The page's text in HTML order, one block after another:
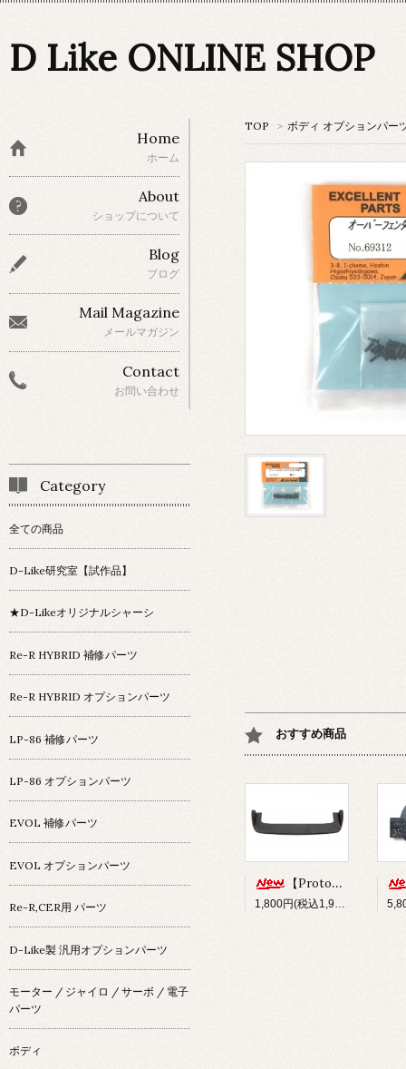
D Like ONLINE SHOP
TOP > ボディ オプションパー
おすすめ商品
【Prototype34】フロントディフューザー
Home
ホーム
About
ショップについて
Blog
ブログ
Mail Magazine
メールマガジン
Contact
お問い合わせ
Category
全ての商品
D-Like研究室【試作品】
★D-Likeオリジナルシャーシ
Re-R HYBRID 補修パーツ
Re-R HYBRID オプションパーツ
LP-86 補修パーツ
LP-86 オプションパーツ
EVOL 補修パーツ
EVOL オプションパーツ
Re-R,CER用 パーツ
D-Like製 汎用オプションパーツ
モーター / ジャイロ / サーボ / 電子
パーツ
ボディ